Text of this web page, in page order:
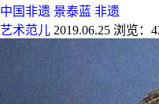
中国非遗 景泰蓝 非遗
艺术范儿 2019.06.25 浏览：